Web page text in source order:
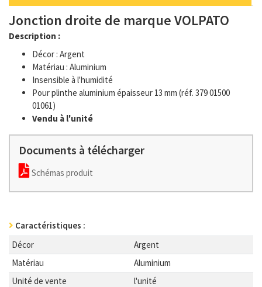
Jonction droite de marque VOLPATO
Description :
Décor : Argent
Matériau : Aluminium
Insensible à l'humidité
Pour plinthe aluminium épaisseur 13 mm (réf. 379 01500
01061)
Vendu à l'unité
Documents à télécharger
Schémas produit
Caractéristiques :
Décor
Argent
Matériau
Aluminium
Unité de vente
l'unité